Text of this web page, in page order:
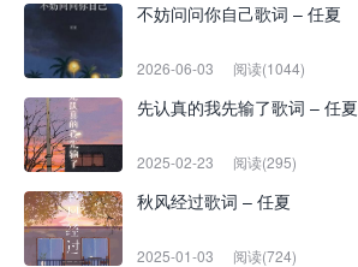
不妨问问你自己歌词 – 任夏
2026-06-03 阅读(1044)
先认真的我先输了歌词 – 任夏
2025-02-23 阅读(295)
秋风经过歌词 – 任夏
2025-01-03 阅读(724)